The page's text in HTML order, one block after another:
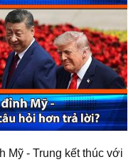
Mỹ - Trung kết thúc với